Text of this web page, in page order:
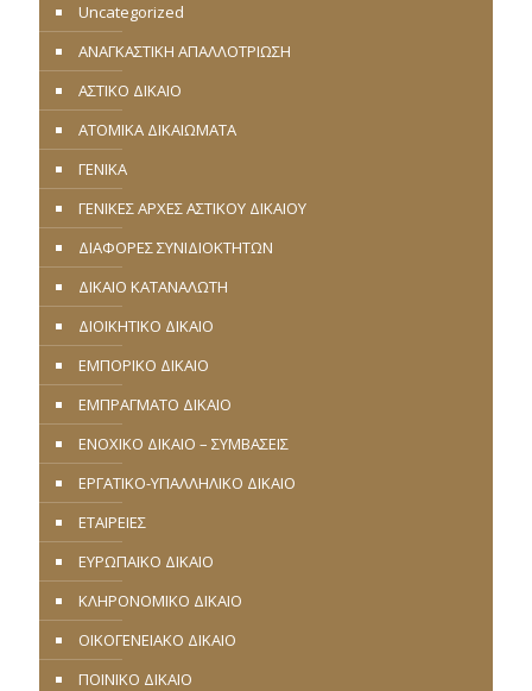
Uncategorized
ΑΝΑΓΚΑΣΤΙΚΗ ΑΠΑΛΛΟΤΡΙΩΣΗ
ΑΣΤΙΚΟ ΔΙΚΑΙΟ
ΑΤΟΜΙΚΑ ΔΙΚΑΙΩΜΑΤΑ
ΓΕΝΙΚΑ
ΓΕΝΙΚΕΣ ΑΡΧΕΣ ΑΣΤΙΚΟΥ ΔΙΚΑΙΟΥ
ΔΙΑΦΟΡΕΣ ΣΥΝΙΔΙΟΚΤΗΤΩΝ
ΔΙΚΑΙΟ ΚΑΤΑΝΑΛΩΤΗ
ΔΙΟΙΚΗΤΙΚΟ ΔΙΚΑΙΟ
ΕΜΠΟΡΙΚΟ ΔΙΚΑΙΟ
ΕΜΠΡΑΓΜΑΤΟ ΔΙΚΑΙΟ
ΕΝΟΧΙΚΟ ΔΙΚΑΙΟ – ΣΥΜΒΑΣΕΙΣ
ΕΡΓΑΤΙΚΟ-ΥΠΑΛΛΗΛΙΚΟ ΔΙΚΑΙΟ
ΕΤΑΙΡΕΙΕΣ
ΕΥΡΩΠΑΪΚΟ ΔΙΚΑΙΟ
ΚΛΗΡΟΝΟΜΙΚΟ ΔΙΚΑΙΟ
ΟΙΚΟΓΕΝΕΙΑΚΟ ΔΙΚΑΙΟ
ΠΟΙΝΙΚΟ ΔΙΚΑΙΟ